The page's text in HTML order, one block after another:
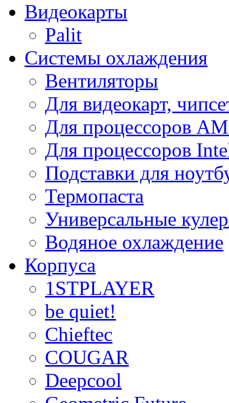
Видеокарты
Palit
Системы охлаждения
Вентиляторы
Для видеокарт,
Для процессоров
Для процессоров
Подставки для
Термопаста
Универсальные
Водяное охлаждение
Корпуса
1STPLAYER
be quiet!
Chieftec
COUGAR
Deepcool